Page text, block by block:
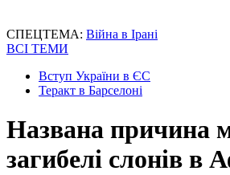
СПЕЦТЕМА: Війна в Ірані
ВСІ ТЕМИ
Вступ України в ЄС
Теракт в Барселоні
Названа причина
загибелі слонів в